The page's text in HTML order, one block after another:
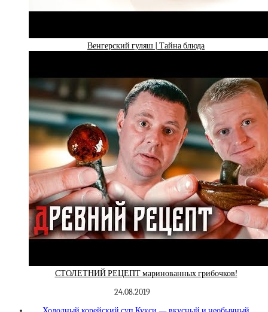
Венгерский гуляш | Тайна блюда
СТОЛЕТНИЙ РЕЦЕПТ маринованных грибочков!
24.08.2019